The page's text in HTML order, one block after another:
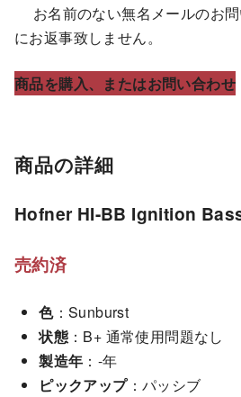
お名前のない無名メールのお
にお返事致しません。
商品を購入、またはお問い合わせ
商品の詳細
Hofner HI-BB Ignition
売約済
色：Sunburst
状態 ：B+ 通常使用問題なし
製造年 ：-年
ピックアップ：パッシブ